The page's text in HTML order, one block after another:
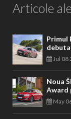
Articole
Primul
Jul 08
Noua
Award
May